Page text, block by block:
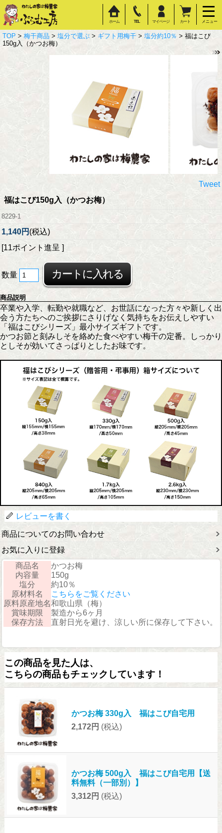
ホーム TEL マイページ カート メニュー
TOP > 梅干商品 > 塩分で選ぶ > ギフト用梅干 > 塩分約10％ > 福はこび
150g入（かつお梅）
Tweet
福はこび150g入（かつお梅）
8229-1
1,140円 (税込)
[11ポイント進呈 ]
数量
商品説明
卒業や入学、転勤や就職など、お世話になった方々や新しく出
会う方たちへのご挨拶にさりげなく気持ちをお伝えしやすい
「福はこびシリーズ」最小サイズギフトです。
かつお節と刻みしそを絡めた食べやすい梅干の定番。しっかり
としそが効いてさっぱりとしたお味です。
レビューを書く
商品についてのお問い合わせ
お気に入りに登録
商品名
かつお梅
内容量
150g
塩分
約10％
原材料名
こちらをご覧ください
原料原産地名和歌山県（梅）
賞味期限
製造から6ヶ月
保存方法
直射日光を避け、涼しい所に保存して下さい。
この商品を見た人は、
こちらの商品もチェックしています！
かつお梅 330g入 福はこび自宅用
2,172円 (税込)
かつお梅 500g入 福はこび自宅用【送
料無料（一部別）】
3,312円 (税込)